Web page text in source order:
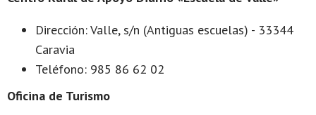
Dirección: Valle, s/n (Antiguas escuelas) - 33344
Caravia
Teléfono: 985 86 62 02
Oficina de Turismo